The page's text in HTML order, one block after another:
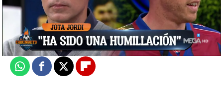
El Chiringuito
Madrid
Actualizado:21 de marzo de 2022, 06:00
Publicado:21 de marzo de 2022, 00:27
WhatsappFacebook
X Flipboard